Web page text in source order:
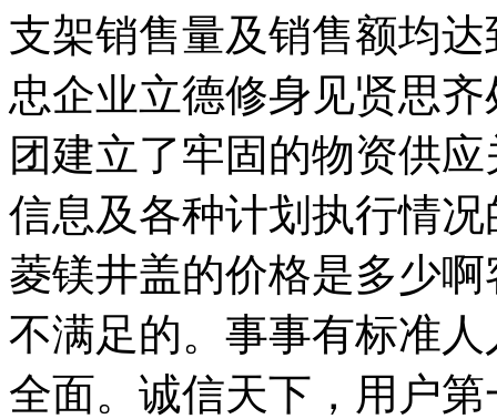
支架销售量及销售额均
忠企业立德修身见贤思
团建立了牢固的物资供
信息及各种计划执行情
菱镁井盖的价格是多少
不满足的。事事有标准
全面。诚信天下，用户